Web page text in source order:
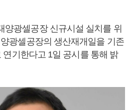
양광셀공장 신규시설 실치를 위
광셀공장의 생산재개일을 기존
연기한다고 1일 공시를 통해 밝